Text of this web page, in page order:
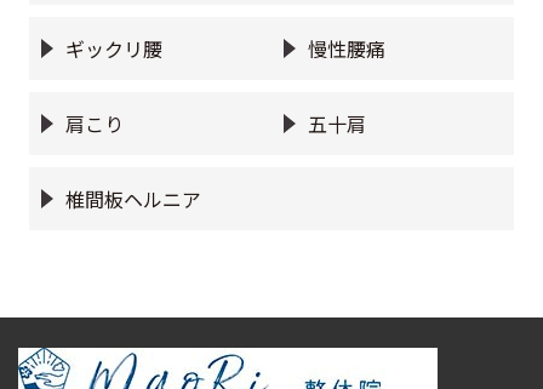
ギックリ腰 慢性腰痛
肩こり 五十肩
椎間板ヘルニア